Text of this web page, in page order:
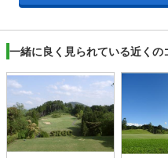
一緒に良く見られている近くの